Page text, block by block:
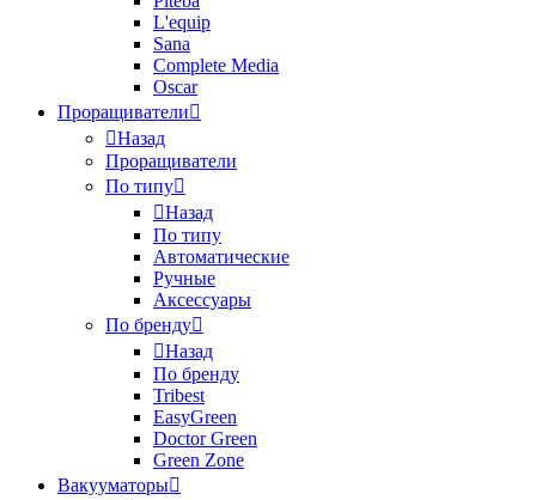
L'equip
Sana
Complete Media
Oscar
Проращиватели
Назад
Проращиватели
По типу
Назад
По типу
Автоматические
Ручные
Аксессуары
По бренду
Назад
По бренду
Tribest
EasyGreen
Doctor Green
Green Zone
Вакууматоры